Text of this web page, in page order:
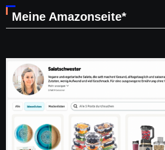
Meine Amazonseite*